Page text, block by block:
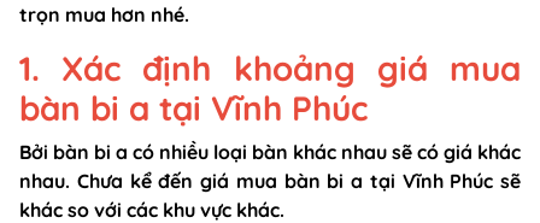
trọn mua hơn nhé.
1. Xác định khoảng giá mua
bàn bi a tại Vĩnh Phúc
Bởi bàn bi a có nhiều loại bàn khác nhau sẽ có giá khác
nhau. Chưa kể đến giá mua bàn bi a tại Vĩnh Phúc sẽ
khác so với các khu vực khác.